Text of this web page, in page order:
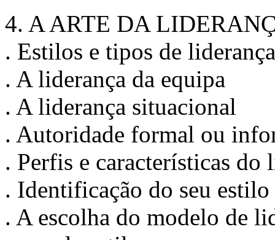
4. A ARTE DA
. Estilos e tipos de liderança
. A liderança da equipa
. A liderança situacional
. Autoridade formal ou
. Perfis e características do
. Identificação do seu
. A escolha do modelo de